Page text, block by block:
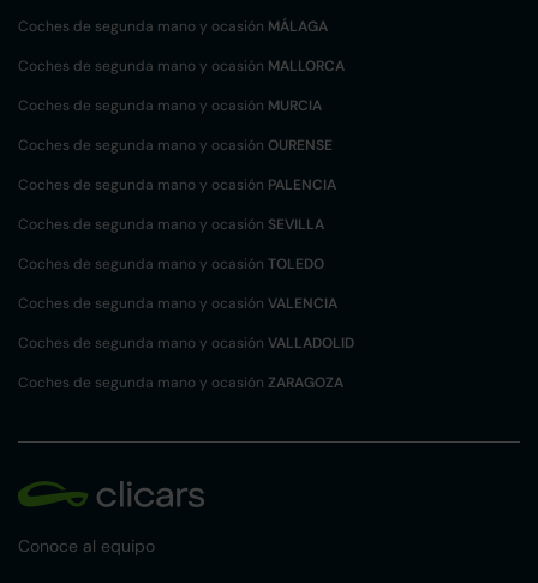
Coches de segunda mano y ocasión MÁLAGA
Coches de segunda mano y ocasión MALLORCA
Coches de segunda mano y ocasión MURCIA
Coches de segunda mano y ocasión OURENSE
Coches de segunda mano y ocasión PALENCIA
Coches de segunda mano y ocasión SEVILLA
Coches de segunda mano y ocasión TOLEDO
Coches de segunda mano y ocasión VALENCIA
Coches de segunda mano y ocasión VALLADOLID
Coches de segunda mano y ocasión ZARAGOZA
Conoce al equipo